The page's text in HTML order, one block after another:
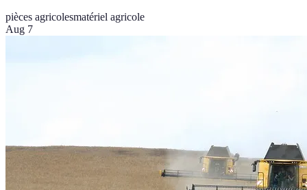
pièces agricolesmatériel agricole
Aug 7